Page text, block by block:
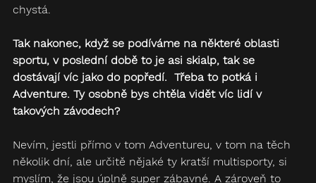
chystá.
Tak nakonec, když se podíváme na některé oblasti
sportu, v poslední době to je asi skialp, tak se
dostávají víc jako do popředí.  Třeba to potká i
Adventure. Ty osobně bys chtěla vidět víc lidí v
takových závodech?
Nevím, jestli přímo v tom Adventureu, v tom na těch
několik dní, ale určitě nějaké ty kratší multisporty, si
myslím, že jsou úplně super zábavné. A zároveň to